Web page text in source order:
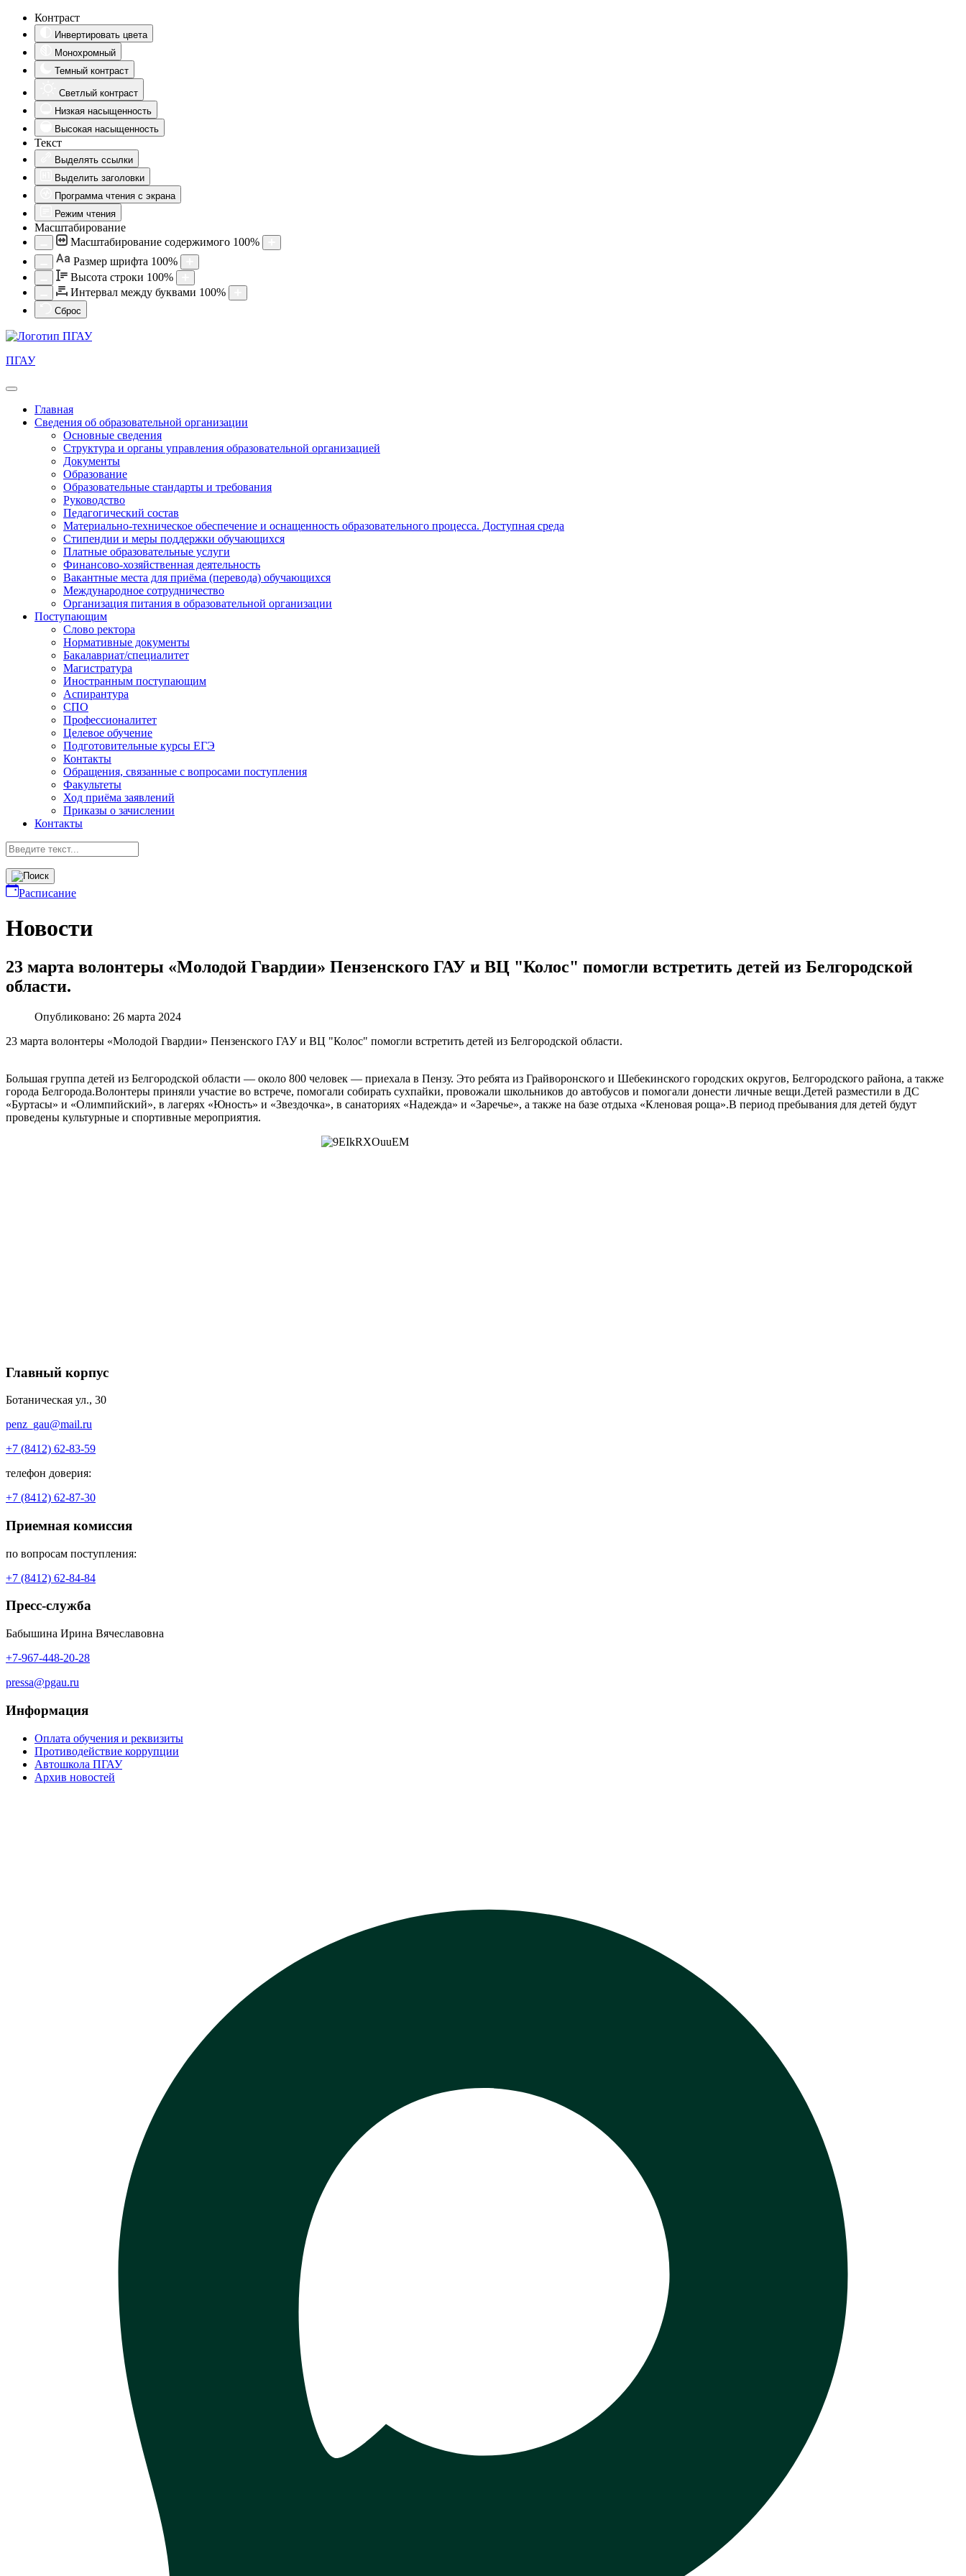
Контраст
Инвертировать цвета
Монохромный
Темный контраст
Светлый контраст
Низкая насыщенность
Высокая насыщенность
Текст
Выделять ссылки
Выделить заголовки
Программа чтения с экрана
Режим чтения
Масштабирование
Масштабирование содержимого 100%
Aa Размер шрифта 100%
Высота строки 100%
Интервал между буквами 100%
Сброс
ПГАУ
Главная
Сведения об образовательной организации
Основные сведения
Структура и органы управления образовательной организацией
Документы
Образование
Образовательные стандарты и требования
Руководство
Педагогический состав
Материально-техническое обеспечение и оснащенность образовательного процесса. Доступная среда
Стипендии и меры поддержки обучающихся
Платные образовательные услуги
Финансово-хозяйственная деятельность
Вакантные места для приёма (перевода) обучающихся
Международное сотрудничество
Организация питания в образовательной организации
Поступающим
Слово ректора
Нормативные документы
Бакалавриат/специалитет
Магистратура
Иностранным поступающим
Аспирантура
СПО
Профессионалитет
Целевое обучение
Подготовительные курсы ЕГЭ
Контакты
Обращения, связанные с вопросами поступления
Факультеты
Ход приёма заявлений
Приказы о зачислении
Контакты
Расписание
Новости
23 марта волонтеры «Молодой Гвардии» Пензенского ГАУ и ВЦ "Колос" помогли встретить детей из Белгородской
области.
Опубликовано: 26 марта 2024
23 марта волонтеры «Молодой Гвардии» Пензенского ГАУ и ВЦ "Колос" помогли встретить детей из Белгородской области.
Большая группа детей из Белгородской области — около 800 человек — приехала в Пензу. Это ребята из Грайворонского и Шебекинского городских округов, Белгородского района, а также
города Белгорода.Волонтеры приняли участие во встрече, помогали собирать сухпайки, провожали школьников до автобусов и помогали донести личные вещи.Детей разместили в ДС
«Буртасы» и «Олимпийский», в лагерях «Юность» и «Звездочка», в санаториях «Надежда» и «Заречье», а также на базе отдыха «Кленовая роща».В период пребывания для детей будут
проведены культурные и спортивные мероприятия.
Главный корпус
Ботаническая ул., 30
penz_gau@mail.ru
+7 (8412) 62-83-59
телефон доверия:
+7 (8412) 62-87-30
Приемная комиссия
по вопросам поступления:
+7 (8412) 62-84-84
Пресс-служба
Бабышина Ирина Вячеславовна
+7-967-448-20-28
pressa@pgau.ru
Информация
Оплата обучения и реквизиты
Противодействие коррупции
Автошкола ПГАУ
Архив новостей